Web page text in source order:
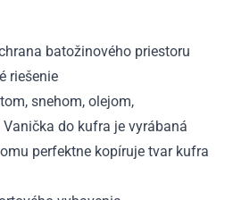
batožinového priestoru
riešenie
snehom, olejom,
do kufra je vyrábaná
perfektne kopíruje tvar kufra